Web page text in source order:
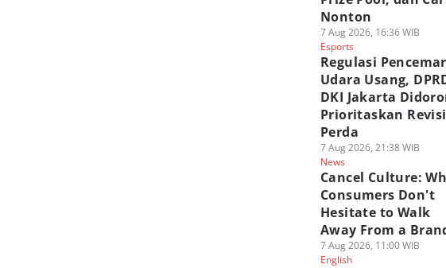
Nonton
7 Aug 2026, 16:36 WIB
Esports
Regulasi
Udara Usang,
DKI Jakarta
Prioritaskan Revisi
Perda
7 Aug 2026, 21:38 WIB
News
Cancel Culture:
Consumers Don't
Hesitate to Walk
Away From a
7 Aug 2026, 11:00 WIB
English